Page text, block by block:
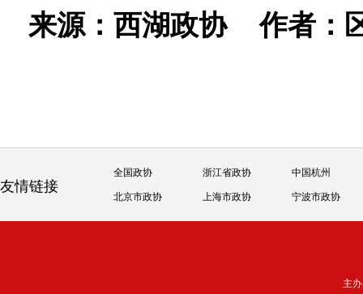
来源：西湖政协作者：
友情链接
全国政协 浙江省政协 中国杭州
北京市政协 上海市政协 宁波市政协
主